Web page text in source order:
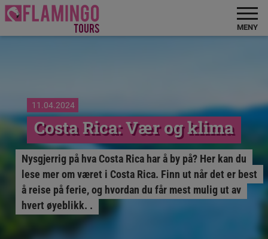
MENY
11.04.2024
Costa Rica: Vær og klima
Nysgjerrig på hva Costa Rica har å by på? Her kan du
lese mer om været i Costa Rica. Finn ut når det er best
å reise på ferie, og hvordan du får mest mulig ut av
hvert øyeblikk. .